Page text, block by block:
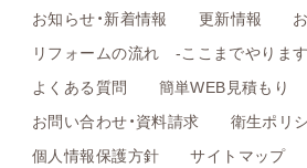
お知らせ・新着情報
更新情報
リフォームの流れ -ここまでやります
よくある質問
簡単WEB見積もり
お問い合わせ・資料請求
衛生ポリ
個人情報保護方針
サイトマップ